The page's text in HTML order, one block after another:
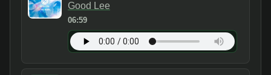
Good Lee
06:59